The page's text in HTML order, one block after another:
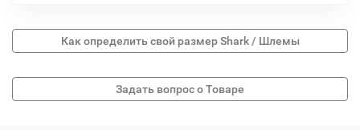
Как определить свой размер Shark / Шлемы